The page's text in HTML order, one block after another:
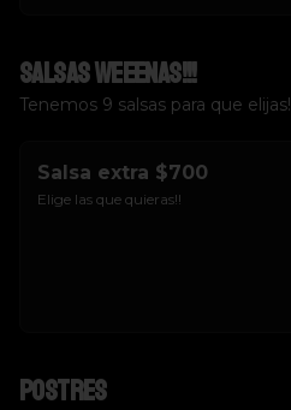
Salsas weeenas!!!
Tenemos 9 salsas para que elijas!
Salsa extra $700
Elige las que quieras!!
Postres